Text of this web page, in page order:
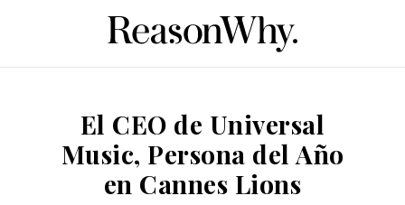
El CEO de Universal
Music, Persona del Año
en Cannes Lions